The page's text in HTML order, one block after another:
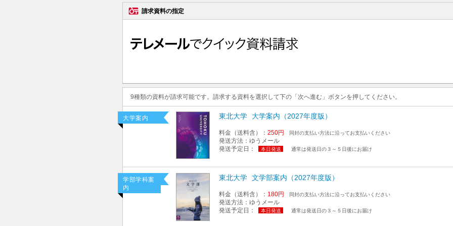
請求資料の指定
9種類の資料が請求可能です。請求する資料を選択して下の「次へ進む」ボタンを押してください。
大学案内 東北大学 大学案内（2027年度版）
料金（送料含）： 250円 同封の支払い方法に沿ってお支払いください
発送方法： ゆうメール
発送予定日：
本日発送 通常は発送日の３～５日後にお届け
学部学科案
内
東北大学 文学部案内（2027年度版）
料金（送料含）： 180円 同封の支払い方法に沿ってお支払いください
発送方法： ゆうメール
発送予定日：
本日発送 通常は発送日の３～５日後にお届け